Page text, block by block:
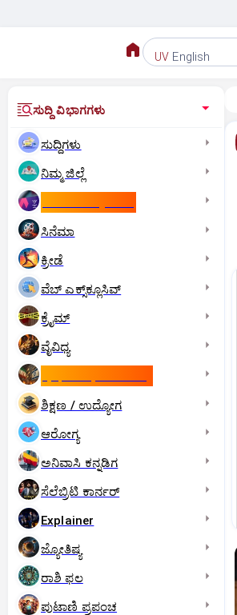
UV English
ಸುದ್ದಿ ವಿಭಾಗಗಳು
ಸುದ್ದಿಗಳು
ನಿಮ್ಮ ಜಿಲ್ಲೆ
ಸಿನೆಮಾ
ಕ್ರೀಡೆ
ವೆಬ್ ಎಕ್ಸ್‌ಕ್ಲೂಸಿವ್
ಕ್ರೈಮ್
ವೈವಿಧ್ಯ
ಶಿಕ್ಷಣ / ಉದ್ಯೋಗ
ಆರೋಗ್ಯ
ಅನಿವಾಸಿ ಕನ್ನಡಿಗ
ಸೆಲೆಬ್ರಿಟಿ ಕಾರ್ನರ್‌
Explainer
ಜ್ಯೋತಿಷ್ಯ
ರಾಶಿ ಫಲ
ಪುಟಾಣಿ ಪ್ರಪಂಚ